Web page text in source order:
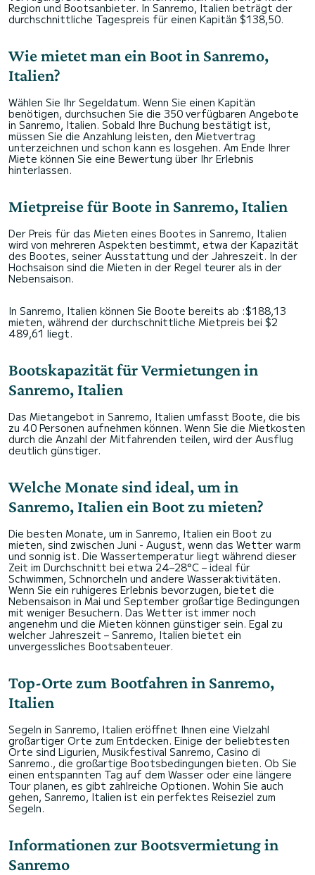
Region und Bootsanbieter. In Sanremo, Italien beträgt der
durchschnittliche Tagespreis für einen Kapitän $138,50.
Wie mietet man ein Boot in Sanremo,
Italien?
Wählen Sie Ihr Segeldatum. Wenn Sie einen Kapitän
benötigen, durchsuchen Sie die 350 verfügbaren Angebote
in Sanremo, Italien. Sobald Ihre Buchung bestätigt ist,
müssen Sie die Anzahlung leisten, den Mietvertrag
unterzeichnen und schon kann es losgehen. Am Ende Ihrer
Miete können Sie eine Bewertung über Ihr Erlebnis
hinterlassen.
Mietpreise für Boote in Sanremo, Italien
Der Preis für das Mieten eines Bootes in Sanremo, Italien
wird von mehreren Aspekten bestimmt, etwa der Kapazität
des Bootes, seiner Ausstattung und der Jahreszeit. In der
Hochsaison sind die Mieten in der Regel teurer als in der
Nebensaison.
In Sanremo, Italien können Sie Boote bereits ab :$188,13
mieten, während der durchschnittliche Mietpreis bei $2
489,61 liegt.
Bootskapazität für Vermietungen in
Sanremo, Italien
Das Mietangebot in Sanremo, Italien umfasst Boote, die bis
zu 40 Personen aufnehmen können. Wenn Sie die Mietkosten
durch die Anzahl der Mitfahrenden teilen, wird der Ausflug
deutlich günstiger.
Welche Monate sind ideal, um in
Sanremo, Italien ein Boot zu mieten?
Die besten Monate, um in Sanremo, Italien ein Boot zu
mieten, sind zwischen Juni - August, wenn das Wetter warm
und sonnig ist. Die Wassertemperatur liegt während dieser
Zeit im Durchschnitt bei etwa 24–28°C – ideal für
Schwimmen, Schnorcheln und andere Wasseraktivitäten.
Wenn Sie ein ruhigeres Erlebnis bevorzugen, bietet die
Nebensaison in Mai und September großartige Bedingungen
mit weniger Besuchern. Das Wetter ist immer noch
angenehm und die Mieten können günstiger sein. Egal zu
welcher Jahreszeit – Sanremo, Italien bietet ein
unvergessliches Bootsabenteuer.
Top-Orte zum Bootfahren in Sanremo,
Italien
Segeln in Sanremo, Italien eröffnet Ihnen eine Vielzahl
großartiger Orte zum Entdecken. Einige der beliebtesten
Orte sind Ligurien, Musikfestival Sanremo, Casino di
Sanremo., die großartige Bootsbedingungen bieten. Ob Sie
einen entspannten Tag auf dem Wasser oder eine längere
Tour planen, es gibt zahlreiche Optionen. Wohin Sie auch
gehen, Sanremo, Italien ist ein perfektes Reiseziel zum
Segeln.
Informationen zur Bootsvermietung in
Sanremo